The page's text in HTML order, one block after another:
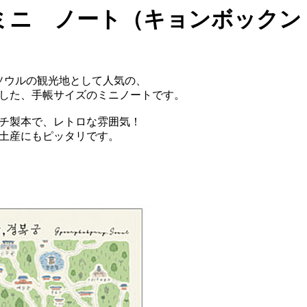
ート（キョンボックン
ルの観光地として人気の、
た、手帳サイズのミニノートです。
製本で、レトロな雰囲気！
産にもピッタリです。